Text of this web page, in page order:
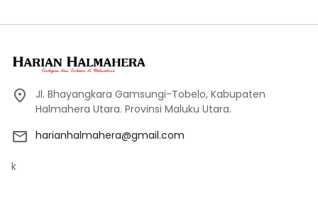
Jl. Bhayangkara Gamsungi-Tobelo, Kabupaten
Halmahera Utara. Provinsi Maluku Utara.
harianhalmahera@gmail.com
k